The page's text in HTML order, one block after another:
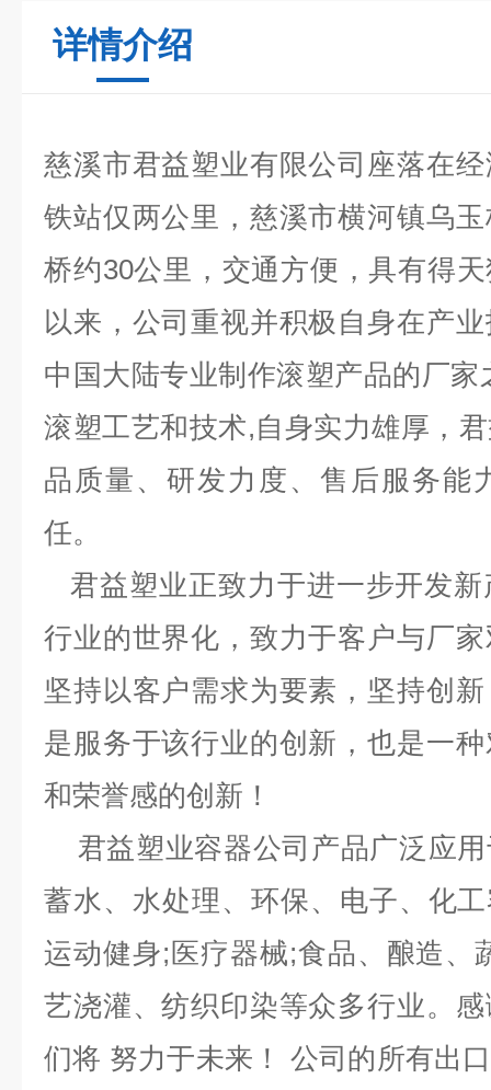
详情介绍
慈溪市君益塑业有限公司座落在
铁站仅两公里，慈溪市横河镇乌
桥约30公里，交通方便，具有得
以来，公司重视并积极自身在产
中国大陆专业制作滚塑产品的厂
滚塑工艺和技术,自身实力雄厚，
品质量、研发力度、售后服务能
任。
君益塑业正致力于进一步开发
行业的世界化，致力于客户与厂
坚持以客户需求为要素，坚持创
是服务于该行业的创新，也是一
和荣誉感的创新！
君益塑业容器公司产品广泛应
蓄水、水处理、环保、电子、化
运动健身;医疗器械;食品、酿造、
艺浇灌、纺织印染等众多行业。
们将 努力于未来！ 公司的所有出